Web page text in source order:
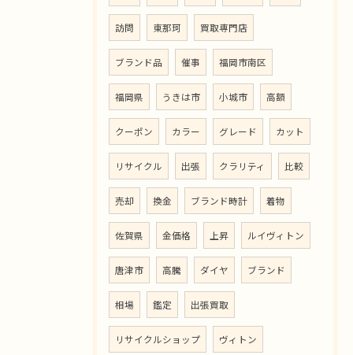
訪問 東那珂 買取専門店
ブランド品 催事 福岡市南区
福岡県 うきは市 小城市 高額
クーポン カラー グレード カット
リサイクル 出張 クラリティ 比較
売却 換金 ブランド時計 着物
佐賀県 金価格 上昇 ルイヴィトン
唐津市 高騰 ダイヤ ブランド
相場 鑑定 出張買取
リサイクルショップ ヴィトン